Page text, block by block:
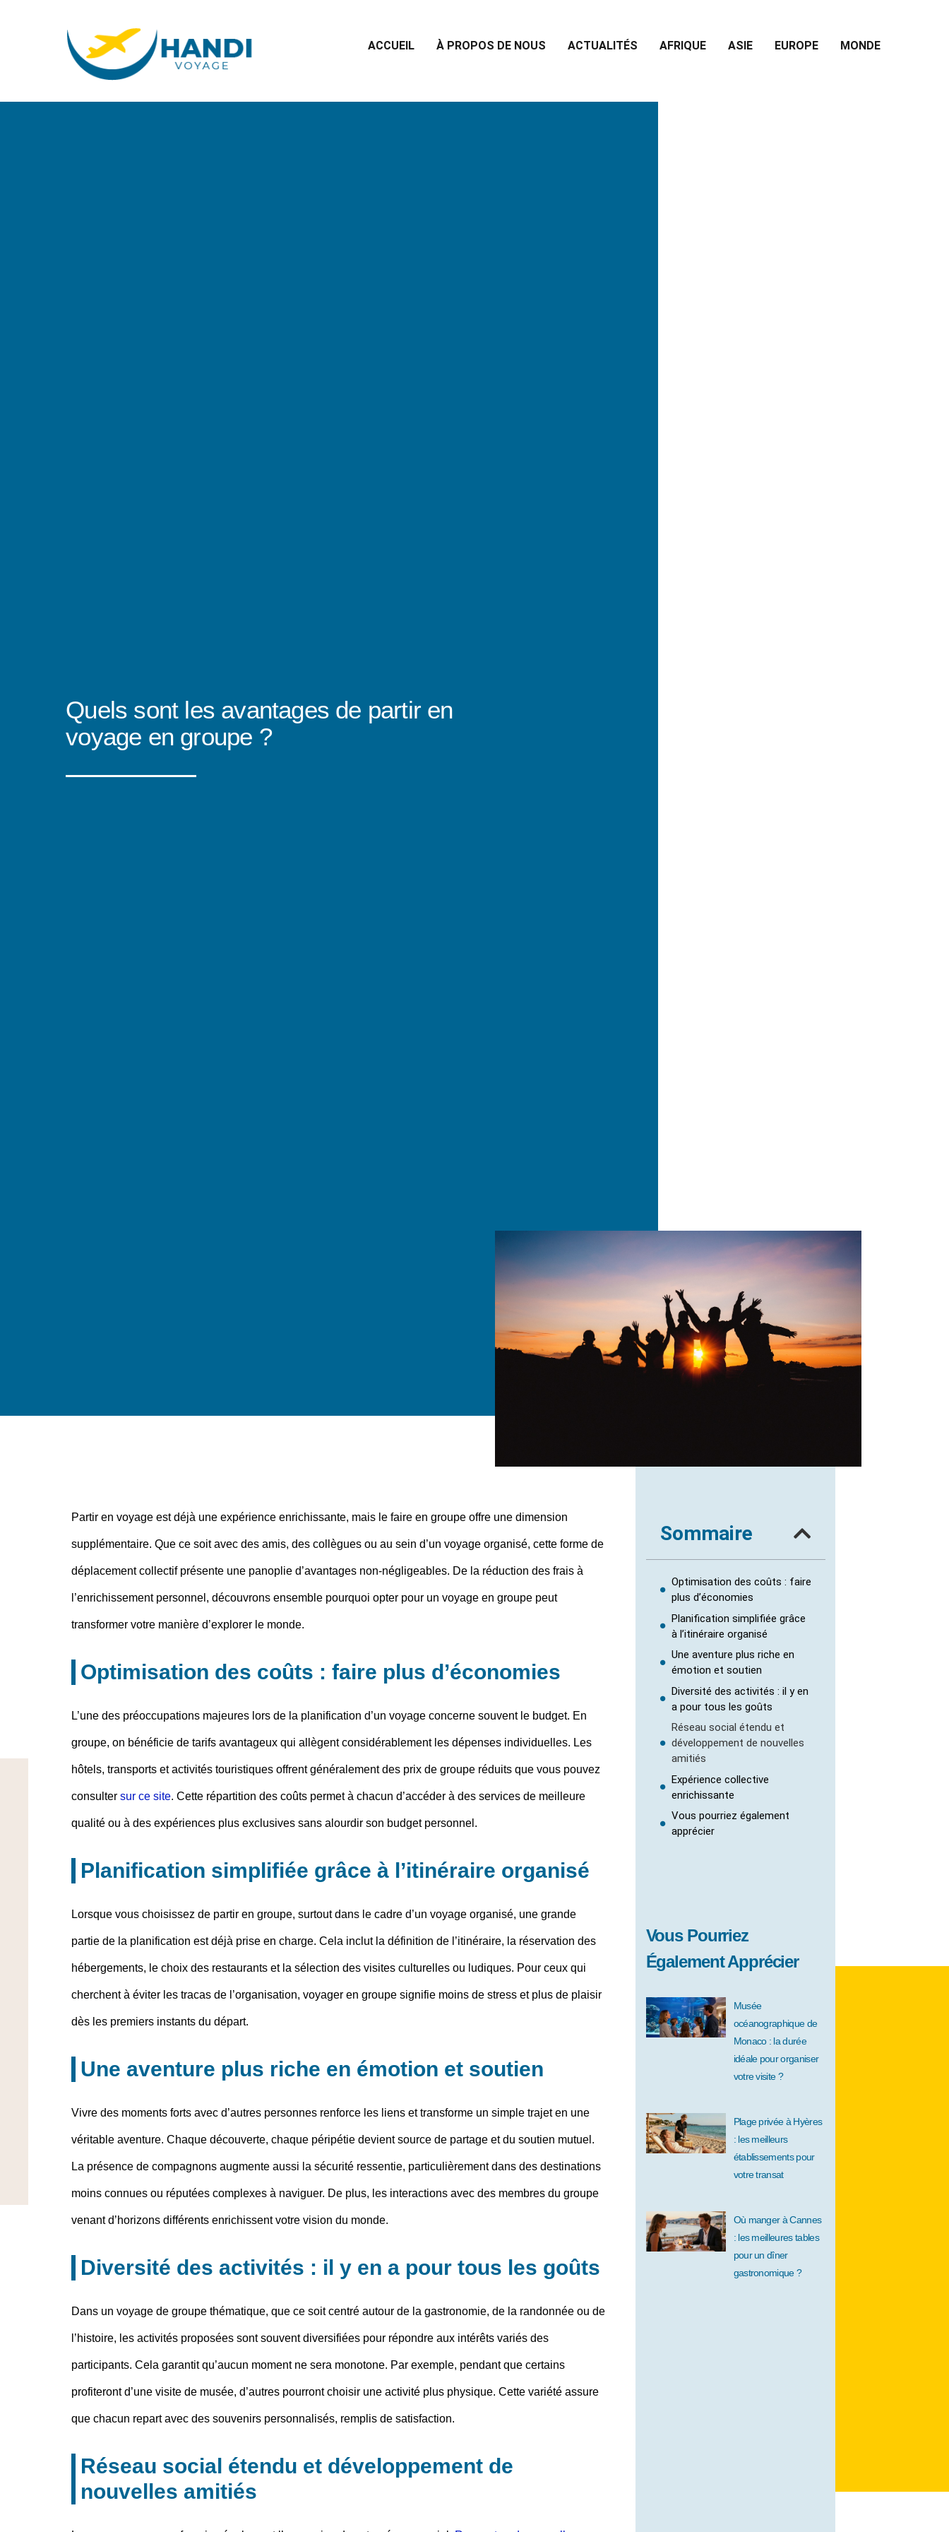
ACCUEIL À PROPOS DE NOUS ACTUALITÉS AFRIQUE ASIE EUROPE MONDE
Quels sont les avantages de partir en
voyage en groupe ?
Partir en voyage est déjà une expérience enrichissante, mais le faire en groupe offre une dimension
supplémentaire. Que ce soit avec des amis, des collègues ou au sein d’un voyage organisé, cette forme de
déplacement collectif présente une panoplie d’avantages non-négligeables. De la réduction des frais à
l’enrichissement personnel, découvrons ensemble pourquoi opter pour un voyage en groupe peut
transformer votre manière d’explorer le monde.
Optimisation des coûts : faire plus d’économies
L’une des préoccupations majeures lors de la planification d’un voyage concerne souvent le budget. En
groupe, on bénéficie de tarifs avantageux qui allègent considérablement les dépenses individuelles. Les
hôtels, transports et activités touristiques offrent généralement des prix de groupe réduits que vous pouvez
consulter sur ce site. Cette répartition des coûts permet à chacun d’accéder à des services de meilleure
qualité ou à des expériences plus exclusives sans alourdir son budget personnel.
Planification simplifiée grâce à l’itinéraire organisé
Lorsque vous choisissez de partir en groupe, surtout dans le cadre d’un voyage organisé, une grande
partie de la planification est déjà prise en charge. Cela inclut la définition de l’itinéraire, la réservation des
hébergements, le choix des restaurants et la sélection des visites culturelles ou ludiques. Pour ceux qui
cherchent à éviter les tracas de l’organisation, voyager en groupe signifie moins de stress et plus de plaisir
dès les premiers instants du départ.
Une aventure plus riche en émotion et soutien
Vivre des moments forts avec d’autres personnes renforce les liens et transforme un simple trajet en une
véritable aventure. Chaque découverte, chaque péripétie devient source de partage et du soutien mutuel.
La présence de compagnons augmente aussi la sécurité ressentie, particulièrement dans des destinations
moins connues ou réputées complexes à naviguer. De plus, les interactions avec des membres du groupe
venant d’horizons différents enrichissent votre vision du monde.
Diversité des activités : il y en a pour tous les goûts
Dans un voyage de groupe thématique, que ce soit centré autour de la gastronomie, de la randonnée ou de
l’histoire, les activités proposées sont souvent diversifiées pour répondre aux intérêts variés des
participants. Cela garantit qu’aucun moment ne sera monotone. Par exemple, pendant que certains
profiteront d’une visite de musée, d’autres pourront choisir une activité plus physique. Cette variété assure
que chacun repart avec des souvenirs personnalisés, remplis de satisfaction.
Réseau social étendu et développement de
nouvelles amitiés
Sommaire
Optimisation des coûts : faire
plus d’économies
Planification simplifiée grâce
à l’itinéraire organisé
Une aventure plus riche en
émotion et soutien
Diversité des activités : il y en
a pour tous les goûts
Réseau social étendu et
développement de nouvelles
amitiés
Expérience collective
enrichissante
Vous pourriez également
apprécier
Vous Pourriez
Également Apprécier
Musée
océanographique de
Monaco : la durée
idéale pour organiser
votre visite ?
Plage privée à Hyères
: les meilleurs
établissements pour
votre transat
Où manger à Cannes
: les meilleures tables
pour un dîner
gastronomique ?